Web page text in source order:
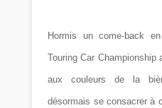
Hormis un come-back
Touring Car Championship
aux couleurs de la
désormais se consacrer à